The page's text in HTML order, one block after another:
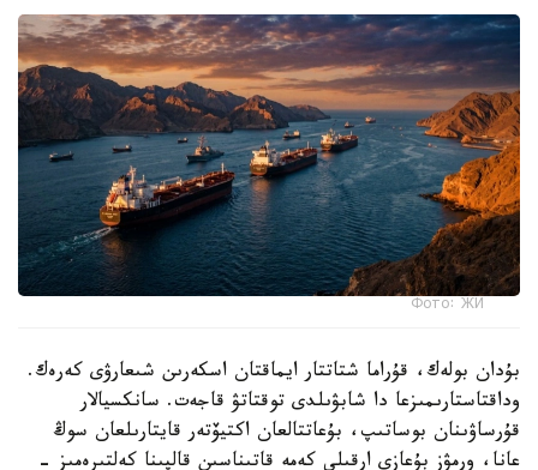
Фото: ЖИ
بۇدان بولەك، قۇراما شتاتتار ايماقتان اسكەرىن شىعارۋى كەرەك.
وداقتاستارىمىزعا دا شابۋىلدى توقتاتۋ قاجەت. سانكسيالار
قۇرساۋىنان بوساتىپ، بۇعاتتالعان اكتيۆتەر قايتارىلعان سوڭ
عانا، ورمۋز بۇعازى ارقىلى كەمە قاتىناسىن قالپىنا كەلتىرەمىز -